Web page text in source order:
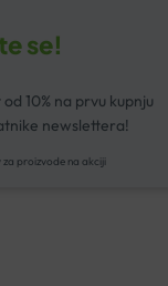
se!
10% na prvu kupnju
newslettera!
proizvode na akciji